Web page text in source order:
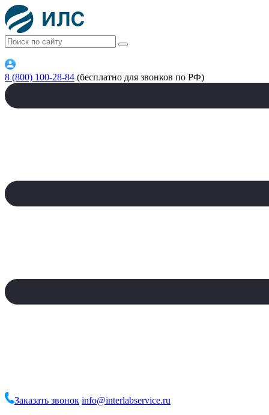
8 (800) 100-28-84 (бесплатно для звонков по РФ)
Заказать звонок info@interlabservice.ru